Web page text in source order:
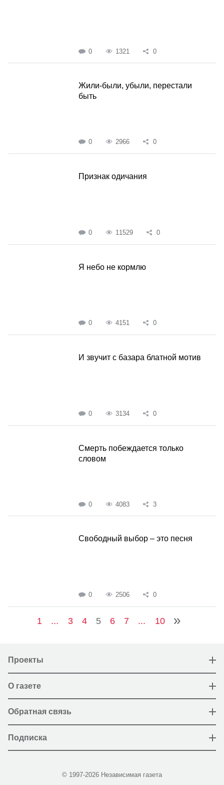
0 1321 0
Жили-были, убыли, перестали
быть
0 2966 0
Признак одичания
0 11529 0
Я небо не кормлю
0 4151 0
И звучит с базара блатной мотив
0 3134 0
Смерть побеждается только
словом
0 4083 3
Свободный выбор – это песня
0 2506 0
1 ... 3 4 5 6 7 ... 10
Проекты
О газете
Обратная связь
Подписка
© 1997-2026 Независимая газета